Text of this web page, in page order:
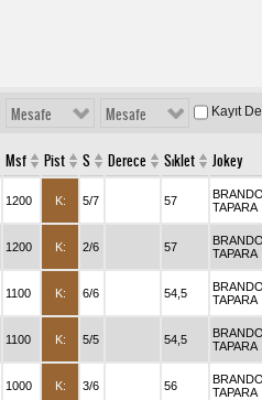
Mesafe Mesafe Kayıt
Msf Pist S Derece Sıklet Jokey
1200 K: 5/7 57
TAPARA
1200 K: 2/6 57
TAPARA
1100 K: 6/6 54,5
TAPARA
1100 K: 5/5 54,5
TAPARA
1000 K: 3/6 56
TAPARA